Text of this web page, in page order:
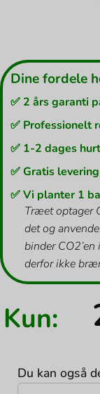
Dine fordele
✅ 2 års garanti
✅ Professionelt
✅ 1-2 dages
✅ Gratis
✅ Vi planter 1
Træet optager
det og
binder
derfor ikke
Kun:
Du kan også